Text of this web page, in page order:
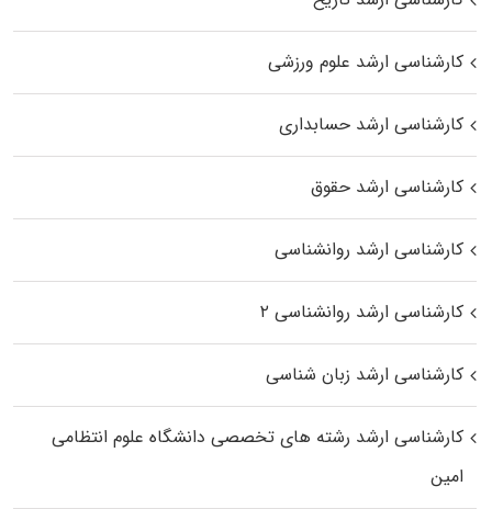
کارشناسی ارشد علوم ورزشی
کارشناسی ارشد حسابداری
کارشناسی ارشد حقوق
کارشناسی ارشد روانشناسی
کارشناسی ارشد روانشناسی ۲
کارشناسی ارشد زبان شناسی
کارشناسی ارشد رﺷﺘﻪ ﻫﺎی تخصصی داﻧﺸﮕﺎه ﻋﻠﻮم انتظامی
اﻣﻴﻦ